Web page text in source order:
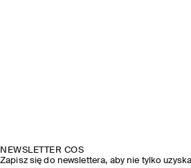
NEWSLETTER COS
Zapisz się do newslettera, aby nie tylko